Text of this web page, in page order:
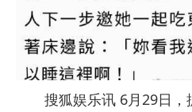
搜狐娱乐讯 6月29日，